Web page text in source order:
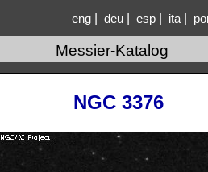
eng| deu| esp| ita|
Messier-Katalog
NGC 3376